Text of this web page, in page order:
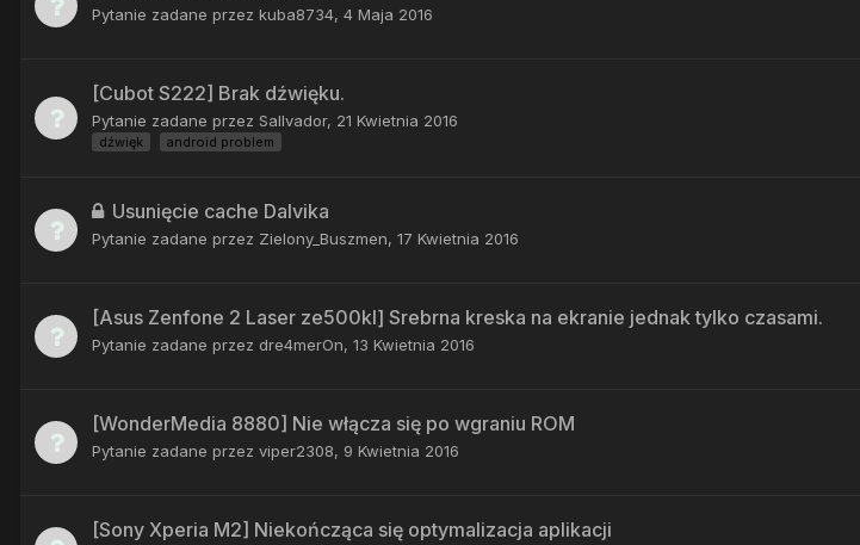
Pytanie zadane przez kuba8734, 4 Maja 2016
[Cubot S222] Brak dźwięku.
Pytanie zadane przez Sallvador, 21 Kwietnia 2016
dźwięk android problem
Usunięcie cache Dalvika
Pytanie zadane przez Zielony_Buszmen, 17 Kwietnia 2016
[Asus Zenfone 2 Laser ze500kl] Srebrna kreska na ekranie jednak tylko czasami.
Pytanie zadane przez dre4merOn, 13 Kwietnia 2016
[WonderMedia 8880] Nie włącza się po wgraniu ROM
Pytanie zadane przez viper2308, 9 Kwietnia 2016
[Sony Xperia M2] Niekończąca się optymalizacja aplikacji